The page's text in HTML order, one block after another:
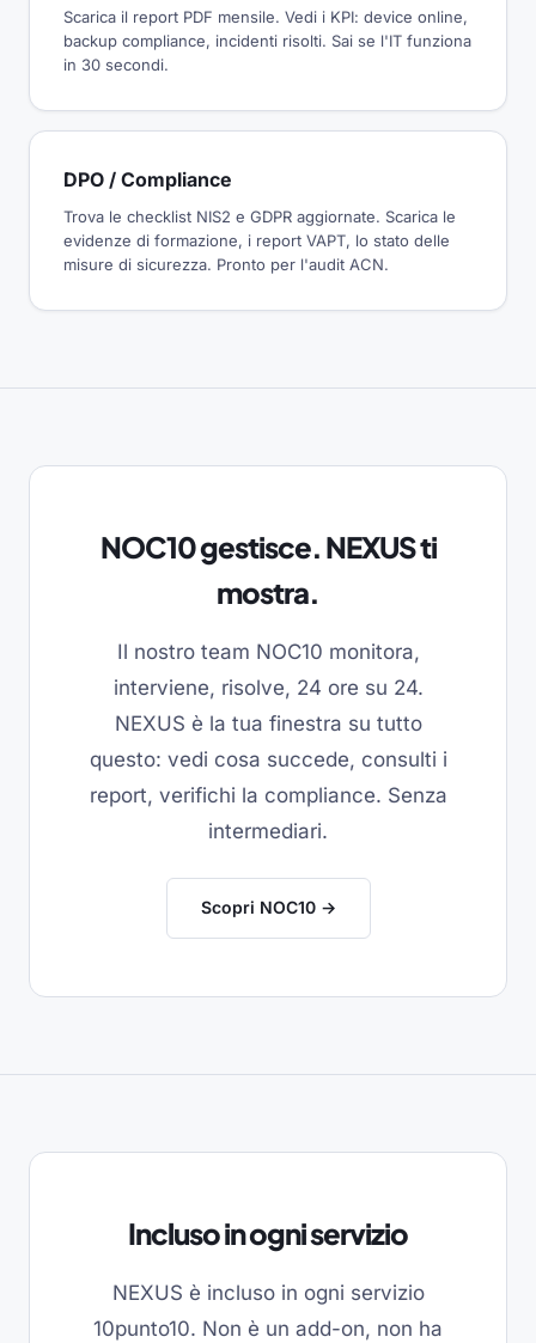
Scarica il report PDF mensile. Vedi i KPI: device online,
backup compliance, incidenti risolti. Sai se l'IT funziona
in 30 secondi.
DPO / Compliance
Trova le checklist NIS2 e GDPR aggiornate. Scarica le
evidenze di formazione, i report VAPT, lo stato delle
misure di sicurezza. Pronto per l'audit ACN.
NOC10 gestisce. NEXUS ti
mostra.
Il nostro team NOC10 monitora,
interviene, risolve, 24 ore su 24.
NEXUS è la tua finestra su tutto
questo: vedi cosa succede, consulti i
report, verifichi la compliance. Senza
intermediari.
Scopri NOC10 →
Incluso in ogni servizio
NEXUS è incluso in ogni servizio
10punto10. Non è un add-on, non ha